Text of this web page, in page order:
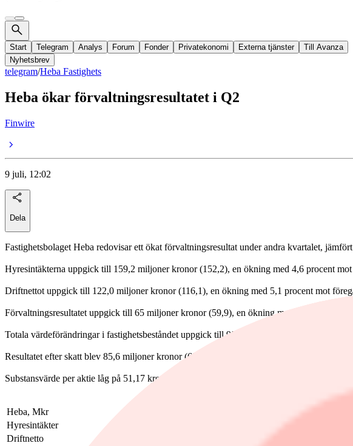
Start Telegram Analys Forum Fonder Privatekonomi Externa tjänster
Till Avanza
Nyhetsbrev
telegram/Heba Fastighets
Heba ökar förvaltningsresultatet i Q2
Finwire
9 juli, 12:02
Dela
Fastighetsbolaget Heba redovisar ett ökat förvaltningsresultat under andra kvartalet,
Hyresintäkterna uppgick till 159,2 miljoner kronor (152,2), en ökning med 4,6 procent mot
Driftnettot uppgick till 122,0 miljoner kronor (116,1), en ökning med 5,1 procent mot
Förvaltningsresultatet uppgick till 65 miljoner kronor (59,9), en ökning med 8,5 procent mot
Totala värdeförändringar i fastighetsbeståndet uppgick till 99,9 miljoner kronor (69,7).
Resultatet efter skatt blev 85,6 miljoner kronor (62,1), en ökning med 37,8 procent mot
Substansvärde per aktie låg på 51,17 kronor (48,25).
Heba, Mkr
Hyresintäkter
Driftnetto